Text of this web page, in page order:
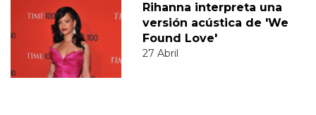
Rihanna interpreta una
versión acústica de 'We
Found Love'
27 Abril